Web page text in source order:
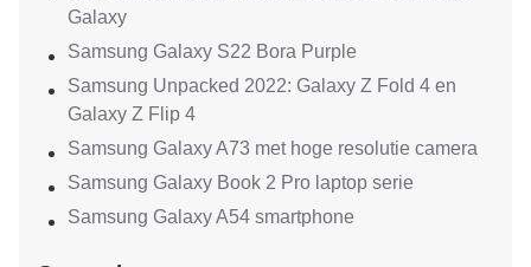
Galaxy
Samsung Galaxy S22 Bora Purple
Samsung Unpacked 2022: Galaxy Z Fold 4 en
Galaxy Z Flip 4
Samsung Galaxy A73 met hoge resolutie camera
Samsung Galaxy Book 2 Pro laptop serie
Samsung Galaxy A54 smartphone